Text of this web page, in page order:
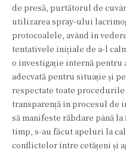
de presă, purtătorul de
utilizarea spray-ului
protocoalele, având în
tentativele inițiale de a-l
o investigație internă pentru
adecvată pentru situație și
respectate toate
transparență în procesul de
să manifeste răbdare până
timp, s-au făcut apeluri la
conflictelor între cetățeni și